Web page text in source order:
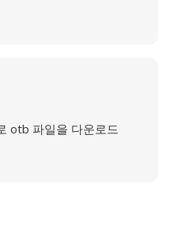
otb 파일을 다운로드